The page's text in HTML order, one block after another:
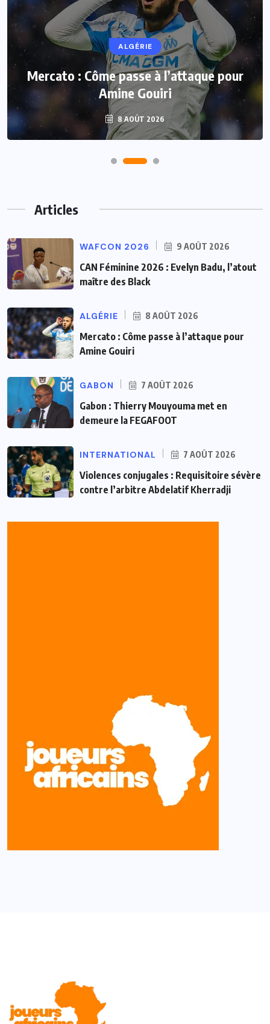
ALGÉRIE
Mercato : Côme passe à l’attaque pour
Amine Gouiri
8 AOÛT 2026
Articles
WAFCON 2026 9 AOÛT 2026
CAN Féminine 2026 : Evelyn Badu, l’atout
maître des Black
ALGÉRIE 8 AOÛT 2026
Mercato : Côme passe à l’attaque pour
Amine Gouiri
GABON 7 AOÛT 2026
Gabon : Thierry Mouyouma met en
demeure la FEGAFOOT
INTERNATIONAL 7 AOÛT 2026
Violences conjugales : Requisitoire sévère
contre l’arbitre Abdelatif Kherradji